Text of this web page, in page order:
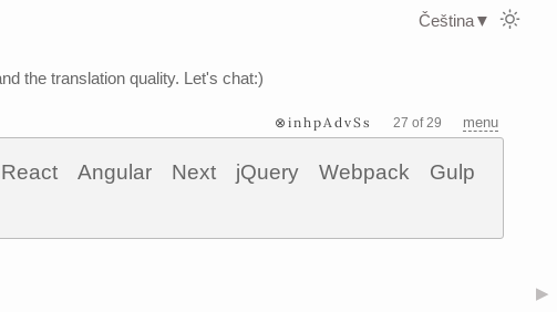
the translation quality. Let's chat:)
⊗inhpAdvSs 27 of 29 menu
React Angular Next jQuery Webpack
Gulp
▶
Čeština▼